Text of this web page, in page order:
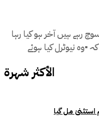
رہے ہیں آخر ہو کیا رہا
الأكثر شهرة
استثنیٰ مل گیا